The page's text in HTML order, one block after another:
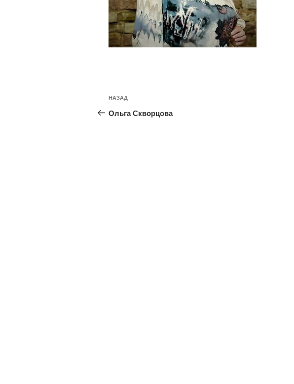
Навигация
по
записям
Предыдущая
запись:
НАЗАД
Ольга Скворцова